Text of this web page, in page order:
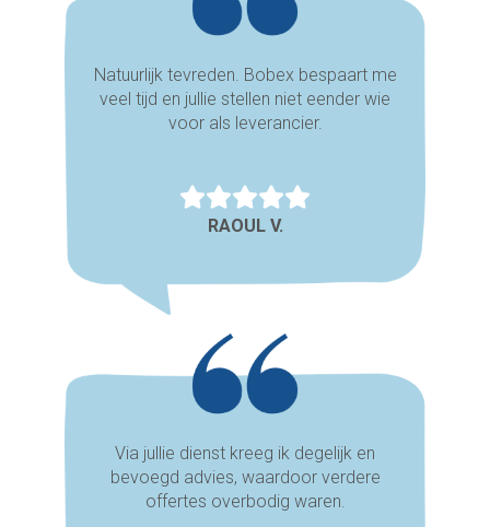
Natuurlijk tevreden. Bobex bespaart me
veel tijd en jullie stellen niet eender wie
voor als leverancier.
RAOUL V.
Via jullie dienst kreeg ik degelijk en
bevoegd advies, waardoor verdere
offertes overbodig waren.